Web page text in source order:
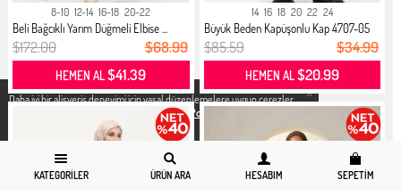
X
Daha iyi bir alisveris deneyimi icin yasal düzenlemelere uygun çerezler
Gizlilik ve Çerez Politikası
KATEGORILER ÜRÜN ARA HESABIM SEPETIM
8-10 12-14 16-18 20-22
Beli Bağcıklı Yarım Düğmeli Elbise ...
$172.00 $68.99
HEMEN AL$41.39
14 16 18 20 22 24
Büyük Beden Kapüşonlu Kap 4707-05
T...
$85.59 $34.99
HEMEN AL$20.99